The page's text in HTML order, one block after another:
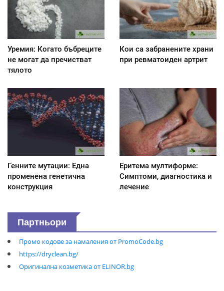
Уремия: Когато бъбреците
не могат да пречистват
тялото
Кои са забранените храни
при ревматоиден артрит
Генните мутации: Една
променена генетична
конструкция
Еритема мултиформе:
Симптоми, диагностика и
лечение
Партньори
Промо кодове за намаления от PromoCode.bg
https://dryclean.bg/
Оригинална козметика от ELINOR.bg